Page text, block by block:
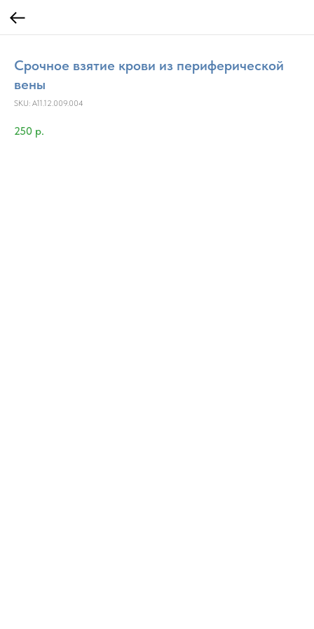
Срочное взятие крови из периферической
вены
SKU: A11.12.009.004
250 р.